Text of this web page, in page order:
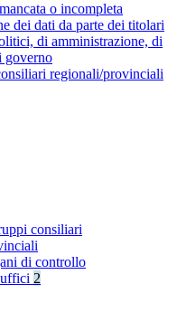
o incompleta
dei dati da parte dei titolari
di amministrazione, di
governo
regionali/provinciali
consiliari
di controllo
2